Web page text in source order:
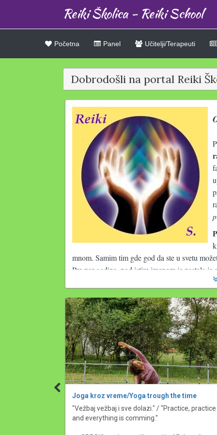
Reiki Školica - Reiki School
Početna Panel Učitelji/Terapeuti
Dobrodošli na portal Reiki
mnom. Samim tim gde god da ste u svetu
Pre par godina, pod istim imenom je nastala je
Registracija na portal ima za cilj da svi
informacije koje su potrebne vezano za
održavati u budućnosti. Svaki korisnik pri
radi i sve konsultacije se vode na jednom
registrovani na portalu, samim tim često se
ono što je u pisanoj formi može se pročitati
obavezi da čuva mejlove i poruke po
korisniku portala dostupan je karton,
učenicima što putem mejla što putem
inostranstvu, pa se tu nadje i neka
kartona klijenata,  vodjenje finasija,
Joga kroz vreme/Yoga trough the time
"Vežbaj vežbaj i sve dolazi." / "Practice, practice
and everything is comming."